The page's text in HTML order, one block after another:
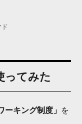
ド
ってみた
ーキング制度」 を